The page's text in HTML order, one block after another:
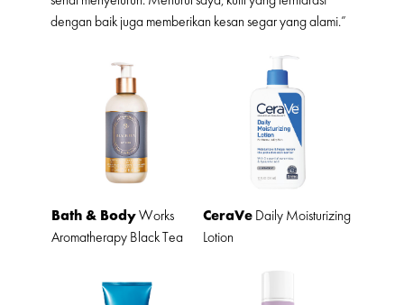
dengan baik juga memberikan kesan segar yang alami.”
Bath & BodyWorks
Aromatherapy Black Tea
CeraVe Daily Moisturizing
Lotion